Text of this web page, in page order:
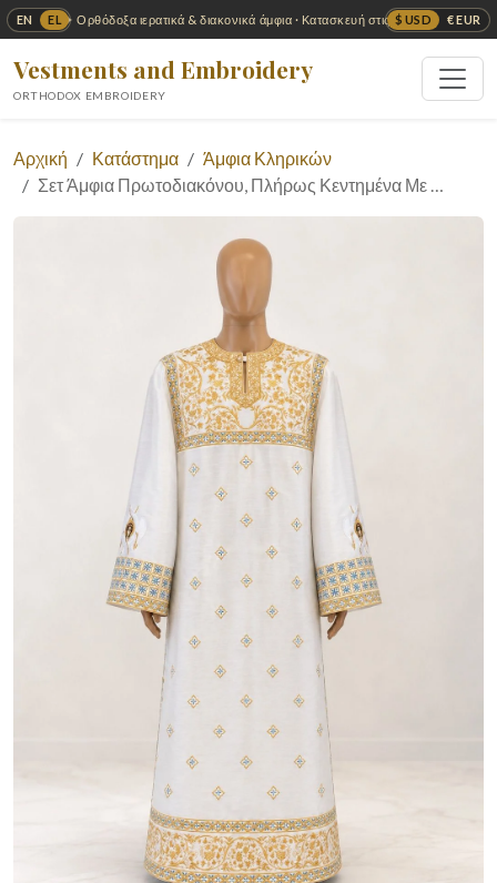
EN EL $ USD € EUR
✦ Ορθόδοξα ιερατικά & διακονικά άμφια · Κατασκευή στις ΗΠΑ ✦
Vestments and Embroidery
ORTHODOX EMBROIDERY
Αρχική Κατάστημα
Άμφια Κληρικών
Σετ Άμφια Πρωτοδιακόνου, Πλήρως Κεντημένα Με …